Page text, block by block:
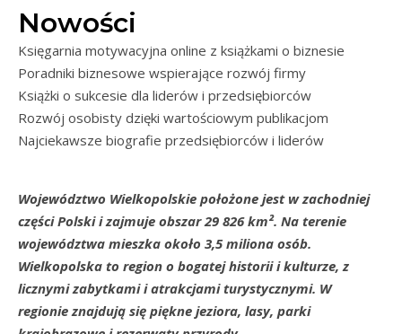
Nowości
Księgarnia motywacyjna online z książkami o biznesie
Poradniki biznesowe wspierające rozwój firmy
Książki o sukcesie dla liderów i przedsiębiorców
Rozwój osobisty dzięki wartościowym publikacjom
Najciekawsze biografie przedsiębiorców i liderów
Województwo Wielkopolskie położone jest w zachodniej
części Polski i zajmuje obszar 29 826 km². Na terenie
województwa mieszka około 3,5 miliona osób.
Wielkopolska to region o bogatej historii i kulturze, z
licznymi zabytkami i atrakcjami turystycznymi. W
regionie znajdują się piękne jeziora, lasy, parki